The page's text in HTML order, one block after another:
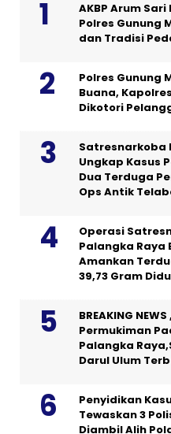
AKBP Arum
Polres Gunung
dan Tradisi
Polres Gunung
Buana,
Dikotori
Satresnarkoba
Ungkap Kasus
Dua Terduga
Ops Antik
Operasi
Palangka Raya
Amankan
39,73 Gram
BREAKING
Permukiman
Palangka
Darul Ulum
Penyidikan
Tewaskan 3
Diambil Alih